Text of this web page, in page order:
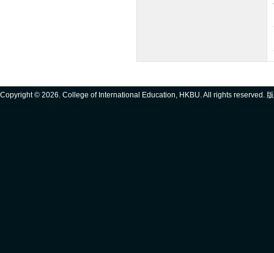
Copyright © 2026. College of International Education, HKBU. All rights reserved.